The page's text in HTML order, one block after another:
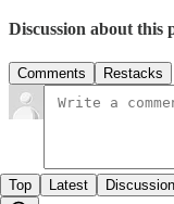
Discussion about this
Comments Restacks
Top Latest